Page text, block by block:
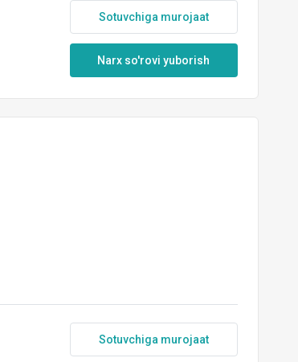
Sotuvchiga murojaat
Narx so'rovi yuborish
Sotuvchiga murojaat